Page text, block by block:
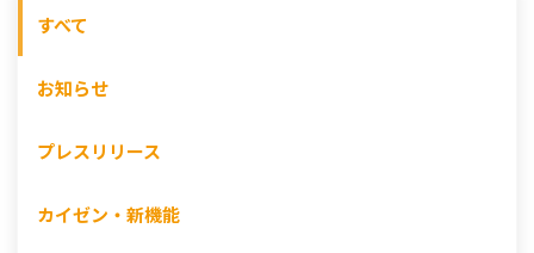
すべて
お知らせ
プレスリリース
カイゼン・新機能